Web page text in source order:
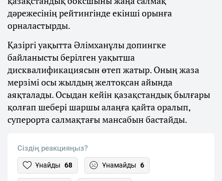
дәрежесінің рейтингінде екінші орынға
орналастырды.
Қазіргі уақытта Әлімханұлы допингке
байланысты берілген уақытша
дисквалификациясын өтеп жатыр. Оның жаза
мерзімі осы жылдың желтоқсан айында
аяқталады. Осыдан кейін қазақстандық былғары
қолғап шебері шаршы алаңға қайта оралып,
суперорта салмақтағы мансабын бастайды.
Сіздің реакцияңыз?
Ұнайды 68 Ұнамайды 6